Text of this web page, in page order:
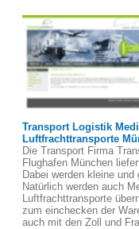
Transport Logistik
Luftfrachttransporte
Die Transport Firma
Flughafen München
Dabei werden kleine
Natürlich werden auch
Luftfrachttransporte
zum einchecken der
auch mit den Zoll und